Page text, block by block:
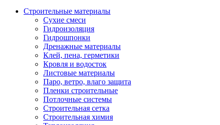
Строительные материалы
Сухие смеси
Гидроизоляция
Гидрошпонки
Дренажные материалы
Клей, пена, герметики
Кровля и водосток
Листовые материалы
Паро, ветро, влаго защита
Пленки строительные
Потлочные системы
Строительная сетка
Строительная химия